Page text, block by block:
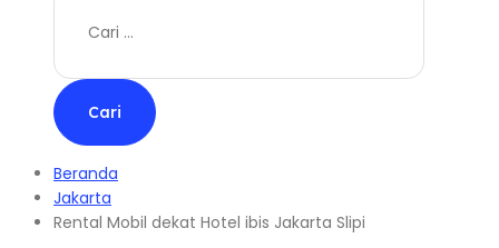
Beranda
Jakarta
Rental Mobil dekat Hotel ibis Jakarta Slipi